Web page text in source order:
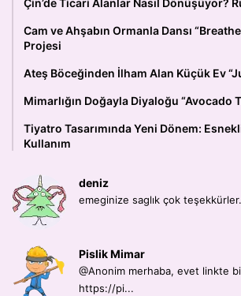
Cam ve Ahşabın Ormanla Dansı
Projesi
Ateş Böceğinden İlham Alan Küçük Ev
Mimarlığın Doğayla Diyaloğu “Avocado
Tiyatro Tasarımında Yeni Dönem:
Kullanım
deniz
emeginize saglık çok
Pislik Mimar
@Anonim merhaba, evet linkte bir
https://pi...